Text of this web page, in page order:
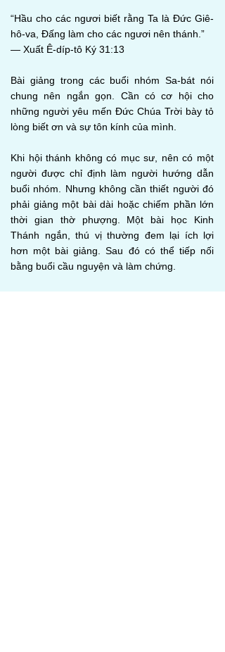
“Hầu cho các ngươi biết rằng Ta là Đức Giê-
hô-va, Đấng làm cho các ngươi nên thánh.”
— Xuất Ê-díp-tô Ký 31:13
Bài giảng trong các buổi nhóm Sa-bát nói
chung nên ngắn gọn. Cần có cơ hội cho
những người yêu mến Đức Chúa Trời bày tỏ
lòng biết ơn và sự tôn kính của mình.
Khi hội thánh không có mục sư, nên có một
người được chỉ định làm người hướng dẫn
buổi nhóm. Nhưng không cần thiết người đó
phải giảng một bài dài hoặc chiếm phần lớn
thời gian thờ phượng. Một bài học Kinh
Thánh ngắn, thú vị thường đem lại ích lợi
hơn một bài giảng. Sau đó có thể tiếp nối
bằng buổi cầu nguyện và làm chứng.